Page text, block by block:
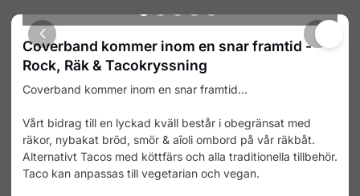
Produkter Kalender
Produkter & upplevelser
Välj bland anläggningens produkter & upplevelser
Coverband kommer inom en
snar framtid - Rock, Räk &
Tacokryssning
Coverband kommer inom en snar
Coverband kommer inom en snar framtid -
Rock, Räk & Tacokryssning
Coverband kommer inom en snar framtid...
Vårt bidrag till en lyckad kväll består i obegränsat med
räkor, nybakat bröd, smör & aîoli ombord på vår räkbåt.
Alternativt Tacos med köttfärs och alla traditionella tillbehör.
Taco kan anpassas till vegetarian och vegan.